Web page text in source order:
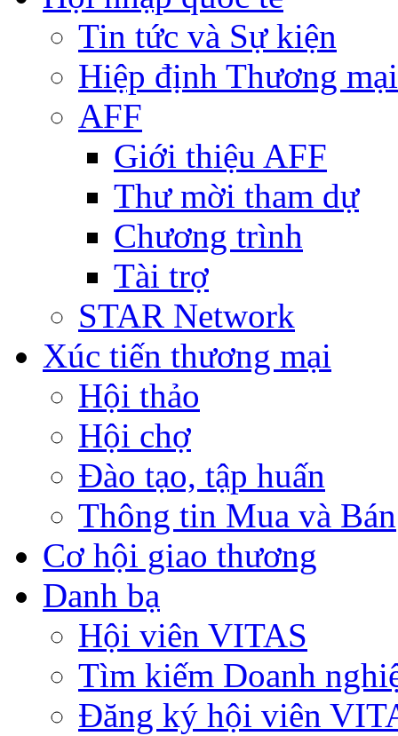
Tin tức và Sự kiện
Hiệp định Thương
AFF
Giới thiệu AFF
Thư mời tham dự
Chương trình
Tài trợ
STAR Network
Xúc tiến thương mại
Hội thảo
Hội chợ
Đào tạo, tập huấn
Thông tin Mua và Bán
Cơ hội giao thương
Danh bạ
Hội viên VITAS
Tìm kiếm Doanh
Đăng ký hội viên